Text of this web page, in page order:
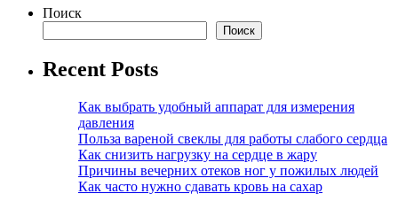
Поиск
Поиск
Recent Posts
Как выбрать удобный аппарат для измерения
давления
Польза вареной свеклы для работы слабого сердца
Как снизить нагрузку на сердце в жару
Причины вечерних отеков ног у пожилых людей
Как часто нужно сдавать кровь на сахар